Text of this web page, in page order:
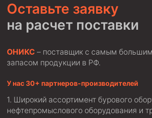
Турбулизаторы типа ЦТ
Разъединители резьбовые РР
Переводники
Кольца ограничительные ПЦ и ЦЦ
Клапаны обратные
Краны шаровые и пробковые
Муфты ступенчатого цементирования
Оставьте заявку
на расчет поставки
ОНИКС – поставщик с самым
запасом продукции в РФ.
У нас 30+ партнеров-производителей
Широкий ассортимент бурового
нефтепромыслового оборудования и